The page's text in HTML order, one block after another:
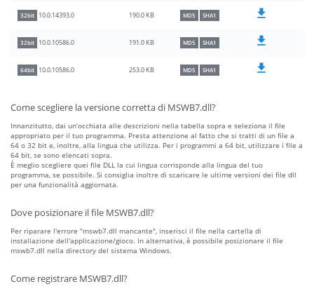
32bit 10.0.14393.0 190.0 KB MD5 SHA1
32bit 10.0.10586.0 191.0 KB MD5 SHA1
64bit 10.0.10586.0 253.0 KB MD5 SHA1
Come scegliere la versione corretta di MSWB7.dll?
Innanzitutto, dai un’occhiata alle descrizioni nella tabella sopra e seleziona il file
appropriato per il tuo programma. Presta attenzione al fatto che si tratti di un file a
64 o 32 bit e, inoltre, alla lingua che utilizza. Per i programmi a 64 bit, utilizzare i file a
64 bit, se sono elencati sopra.
È meglio scegliere quei file DLL la cui lingua corrisponde alla lingua del tuo
programma, se possibile. Si consiglia inoltre di scaricare le ultime versioni dei file dll
per una funzionalità aggiornata.
Dove posizionare il file MSWB7.dll?
Per riparare l'errore "mswb7.dll mancante", inserisci il file nella cartella di
installazione dell'applicazione/gioco. In alternativa, è possibile posizionare il file
mswb7.dll nella directory del sistema Windows.
Come registrare MSWB7.dll?